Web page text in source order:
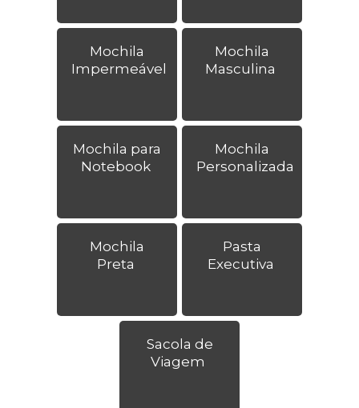
Mochila
Impermeável
Mochila
Masculina
Mochila para
Notebook
Mochila
Personalizada
Mochila
Preta
Pasta
Executiva
Sacola de
Viagem